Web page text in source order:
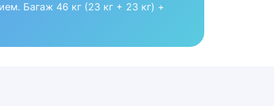
Багаж 46 кг (23 кг + 23 кг) +